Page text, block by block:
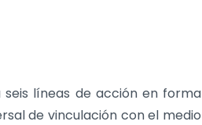
seis líneas de acción en forma
de vinculación con el medio